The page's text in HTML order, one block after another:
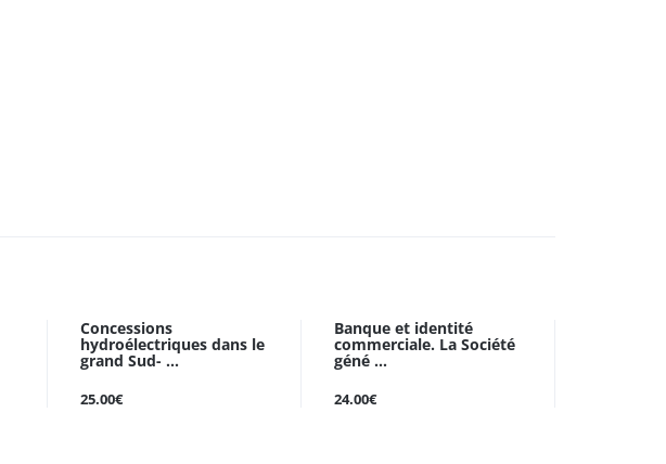
Concessions
hydroélectriques dans le
grand Sud- ...
25.00€
Banque et identité
commerciale. La Société
géné ...
24.00€